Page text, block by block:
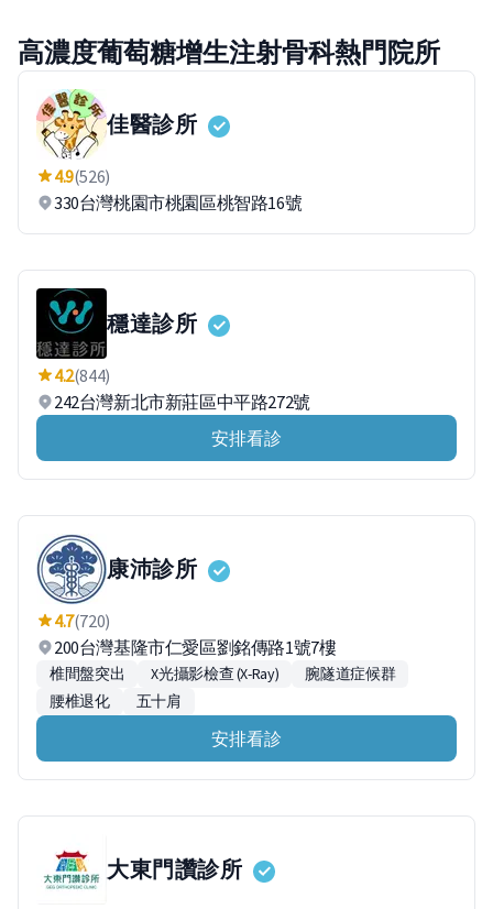
高濃度葡萄糖增生注射骨科熱門院所
佳醫診所
4.9(526)
330台灣桃園市桃園區桃智路16號
穩達診所
4.2(844)
242台灣新北市新莊區中平路272號
安排看診
康沛診所
4.7(720)
200台灣基隆市仁愛區劉銘傳路1號7樓
椎間盤突出 X光攝影檢查 (X-Ray)
腕隧道症候群
腰椎退化
五十肩
安排看診
大東門讚診所